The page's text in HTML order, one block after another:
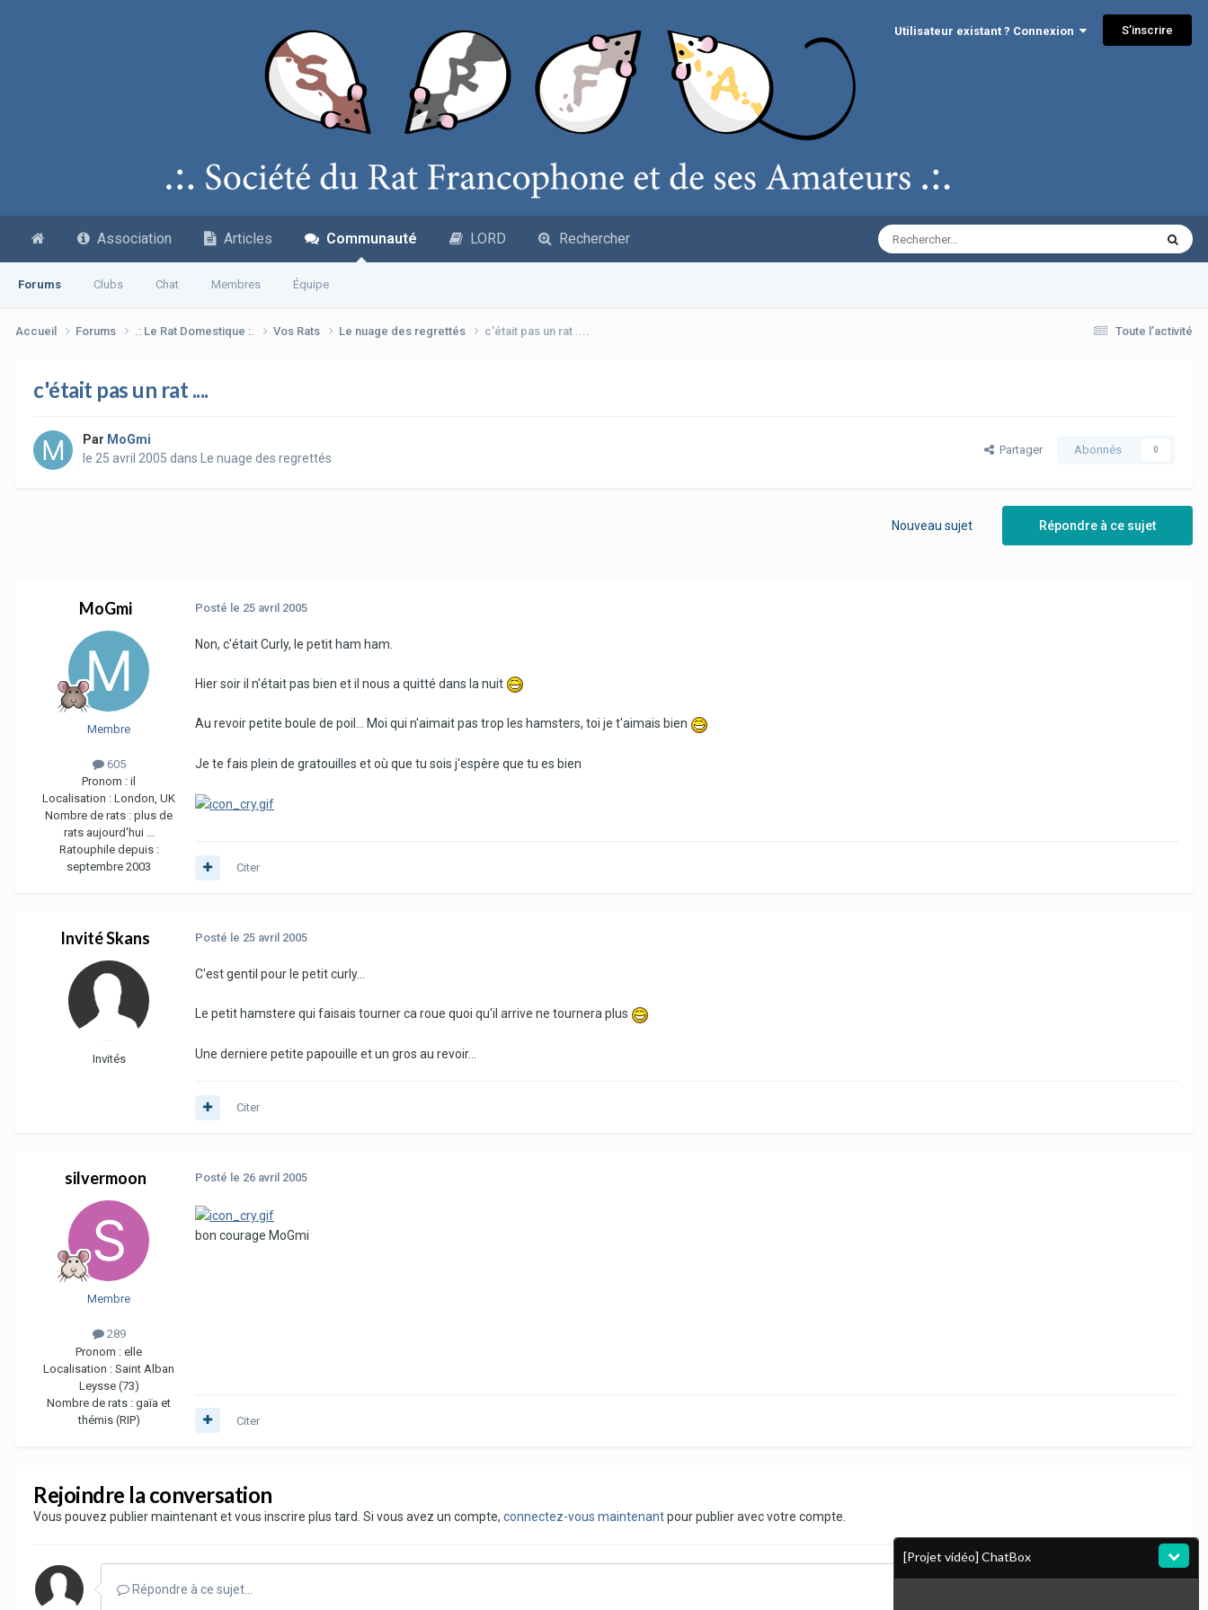
Utilisateur existant ? Connexion S’inscrire
Association Articles Communauté
Forums Clubs Chat Membres Équipe
LORD Rechercher
Toute l’activité
Accueil Forums .: Le Rat Domestique :. Vos Rats Le nuage des regrettés c'était pas un rat ....
c'était pas un rat ....
Par MoGmi
le 25 avril 2005 dans Le nuage des regrettés
Partager Abonnés 0
Répondre à ce sujet
Nouveau sujet
MoGmi
Membre
605
Pronom : il
Localisation : London, UK
Nombre de rats : plus de
rats aujourd'hui ...
Ratouphile depuis :
septembre 2003
Posté le 25 avril 2005
Non, c'était Curly, le petit ham ham.
Hier soir il n'était pas bien et il nous a quitté dans la nuit
Au revoir petite boule de poil... Moi qui n'aimait pas trop les hamsters, toi je t'aimais bien
Je te fais plein de gratouilles et où que tu sois j'espère que tu es bien
Citer
Invité Skans
Invités
Posté le 25 avril 2005
C'est gentil pour le petit curly...
Le petit hamstere qui faisais tourner ca roue quoi qu'il arrive ne tournera plus
Une derniere petite papouille et un gros au revoir...
Citer
silvermoon
Membre
289
Pronom : elle
Localisation : Saint Alban
Leysse (73)
Nombre de rats : gaïa et
thémis (RIP)
Posté le 26 avril 2005
bon courage MoGmi
Citer
Rejoindre la conversation
Vous pouvez publier maintenant et vous inscrire plus tard. Si vous avez un compte, connectez-vous maintenantpour publier avec votre compte.
Répondre à ce sujet…
[Projet vidéo] ChatBox